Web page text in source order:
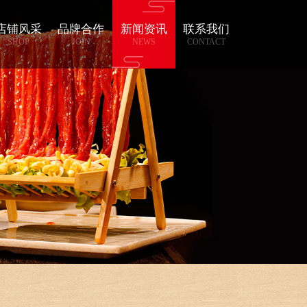
铺风采
SHOP
品牌合作
JOIN
新闻资讯
NEWS
联系我们
CONTACT